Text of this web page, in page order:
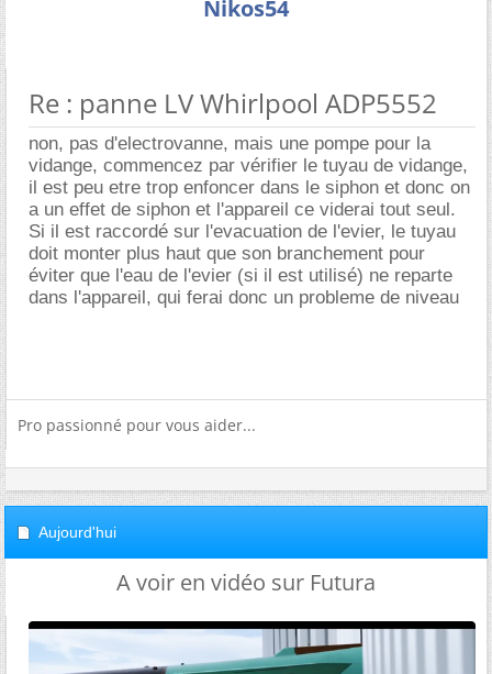
Nikos54
Re : panne LV Whirlpool ADP5552
non, pas d'electrovanne, mais une pompe pour la
vidange, commencez par vérifier le tuyau de vidange,
il est peu etre trop enfoncer dans le siphon et donc on
a un effet de siphon et l'appareil ce viderai tout seul.
Si il est raccordé sur l'evacuation de l'evier, le tuyau
doit monter plus haut que son branchement pour
éviter que l'eau de l'evier (si il est utilisé) ne reparte
dans l'appareil, qui ferai donc un probleme de niveau
Pro passionné pour vous aider...
Aujourd'hui
A voir en vidéo sur Futura